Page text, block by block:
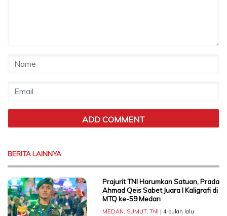
BERITA LAINNYA
Prajurit TNI Harumkan Satuan, Prada
Ahmad Qeis Sabet Juara I Kaligrafi di
MTQ ke-59 Medan
MEDAN, SUMUT, TNI | 4 bulan lalu